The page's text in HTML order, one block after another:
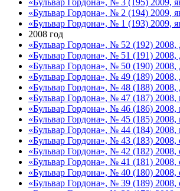
«Бульвар Гордона», № 2 (194) 2009,
«Бульвар Гордона», № 1 (193) 2009,
2008 год
«Бульвар Гордона», № 52 (192) 2008,
«Бульвар Гордона», № 51 (191) 2008,
«Бульвар Гордона», № 50 (190) 2008,
«Бульвар Гордона», № 49 (189) 2008,
«Бульвар Гордона», № 48 (188) 2008,
«Бульвар Гордона», № 47 (187) 2008,
«Бульвар Гордона», № 46 (186) 2008,
«Бульвар Гордона», № 45 (185) 2008,
«Бульвар Гордона», № 44 (184) 2008,
«Бульвар Гордона», № 43 (183) 2008,
«Бульвар Гордона», № 42 (182) 2008,
«Бульвар Гордона», № 41 (181) 2008,
«Бульвар Гордона», № 40 (180) 2008,
«Бульвар Гордона», № 39 (189) 2008,